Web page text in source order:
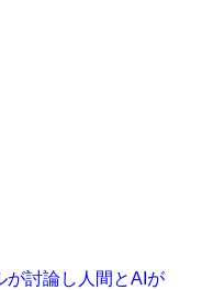
が討論し人間とAIが